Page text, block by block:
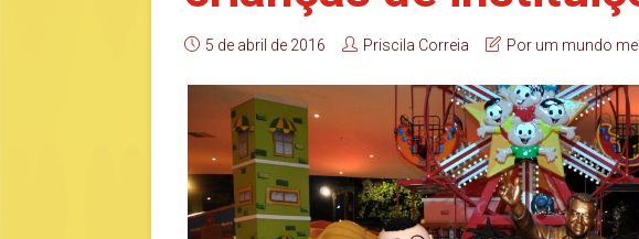
5 de abril de 2016 Priscila Correia Por um mundo